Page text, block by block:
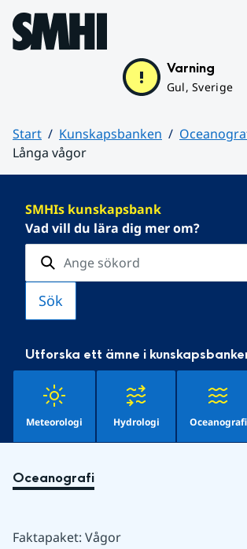
Hoppa till sidans innehåll
Varning
Gul, Sverige
Start Kunskapsbanken
Långa vågor
SMHIs kunskapsbank
Vad vill du lära dig mer om?
Utforska ett ämne i
Meteorologi Hydrologi Oceanografi
Oceanografi
Faktapaket: Vågor